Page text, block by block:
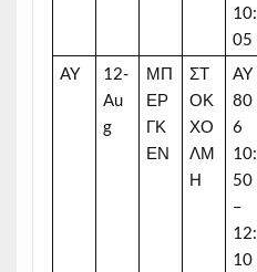
10:
05
AY
12-
Au
g
ΜΠ
ΕΡ
ΓΚ
ΕΝ
ΣΤ
ΟΚ
ΧΟ
ΛΜ
Η
AY
80
6
10:
50
–
12:
10